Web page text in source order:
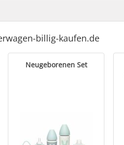
billig-kaufen.de
Neugeborenen Set